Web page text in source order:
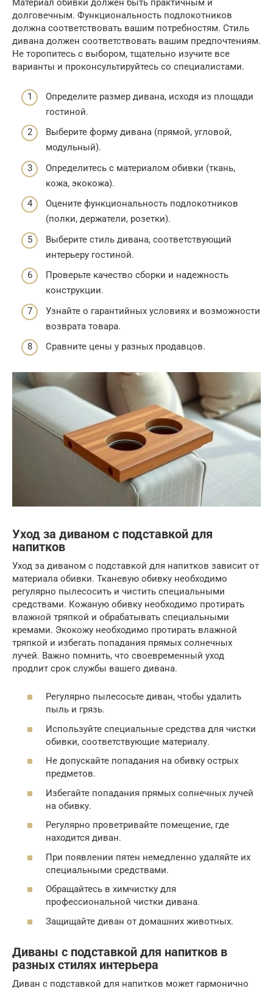
Материал обивки должен быть практичным и
долговечным. Функциональность подлокотников
должна соответствовать вашим потребностям. Стиль
дивана должен соответствовать вашим предпочтениям.
Не торопитесь с выбором, тщательно изучите все
варианты и проконсультируйтесь со специалистами.
Определите размер дивана, исходя из площади
гостиной.
Выберите форму дивана (прямой, угловой,
модульный).
Определитесь с материалом обивки (ткань,
кожа, экокожа).
Оцените функциональность подлокотников
(полки, держатели, розетки).
Выберите стиль дивана, соответствующий
интерьеру гостиной.
Проверьте качество сборки и надежность
конструкции.
Узнайте о гарантийных условиях и возможности
возврата товара.
Сравните цены у разных продавцов.
Уход за диваном с подставкой для
напитков
Уход за диваном с подставкой для напитков зависит от
материала обивки. Тканевую обивку необходимо
регулярно пылесосить и чистить специальными
средствами. Кожаную обивку необходимо протирать
влажной тряпкой и обрабатывать специальными
кремами. Экокожу необходимо протирать влажной
тряпкой и избегать попадания прямых солнечных
лучей. Важно помнить, что своевременный уход
продлит срок службы вашего дивана.
Регулярно пылесосьте диван, чтобы удалить
пыль и грязь.
Используйте специальные средства для чистки
обивки, соответствующие материалу.
Не допускайте попадания на обивку острых
предметов.
Избегайте попадания прямых солнечных лучей
на обивку.
Регулярно проветривайте помещение, где
находится диван.
При появлении пятен немедленно удаляйте их
специальными средствами.
Обращайтесь в химчистку для
профессиональной чистки дивана.
Защищайте диван от домашних животных.
Диваны с подставкой для напитков в
разных стилях интерьера
Диван с подставкой для напитков может гармонично